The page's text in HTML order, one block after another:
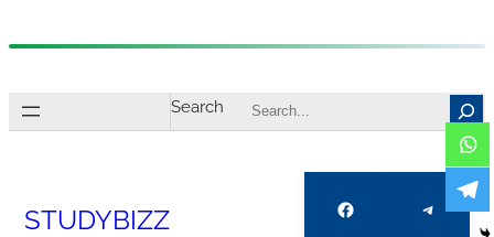
to
Search
STUDYBIZZ Facebook